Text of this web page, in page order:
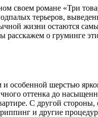
своем романе «Три
терьеров,
жизни остаются
расскажем о груминге
особенной шерстью
оттенка до
С другой
и другие